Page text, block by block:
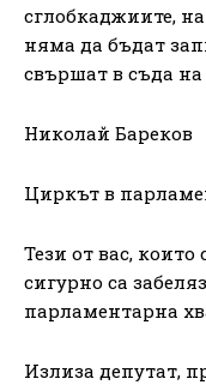
сглобкаджиите,
няма да бъдат
свършат в съда
Николай Бареков
Циркът в
Тези от вас,
сигурно са
парламентарна
Излиза депутат,